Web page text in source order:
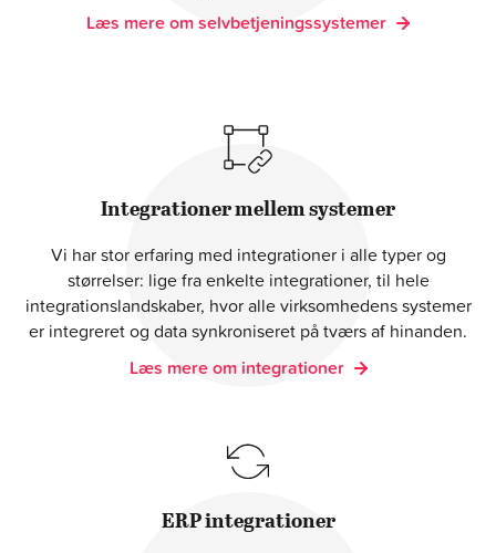
Læs mere om selvbetjeningssystemer
Integrationer mellem systemer
Vi har stor erfaring med integrationer i alle typer og
størrelser: lige fra enkelte integrationer, til hele
integrationslandskaber, hvor alle virksomhedens systemer
er integreret og data synkroniseret på tværs af hinanden.
Læs mere om integrationer
ERP integrationer